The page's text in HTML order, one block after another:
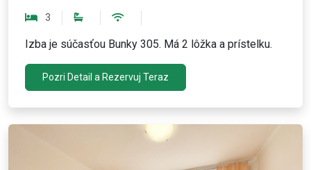
3
Izba je súčasťou Bunky 305. Má 2 lôžka a prístelku.
Pozri Detail a Rezervuj Teraz